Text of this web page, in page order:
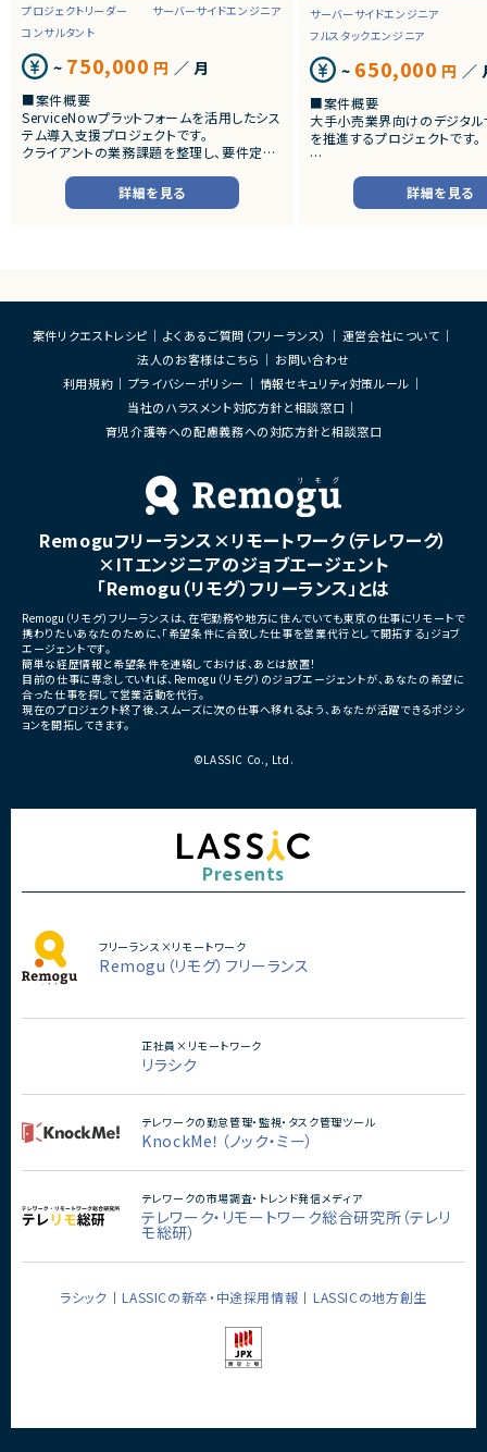
プロジェクトリーダー
サーバーサイドエンジニア
コンサルタント
~ 750,000 円 ／ 月
■案件概要
ServiceNowプラットフォームを活用したシス
テム導入支援プロジェクトです。
クライアントの業務課題を整理し、要件定義
だきます。
・詳細設計書、テスト仕様書等のドキュメント
作成
・成果物レビューおよび品質管理
・開発メンバーへの技術支援、進捗管理
・少人数体制でのプロジェクト推進
プロジェクト拡大に伴う増員募集
詳細を見る
サーバーサイドエンジニア
フルスタックエンジニア
~ 650,000 円 ／
■案件概要
大手小売業界向けのデジタ
を推進するプロジェクトです。
■プロダクトやサービスの概
・店舗向けスマホアプリおよ
システムの継続的なエンハ
・要件整理および要件定義支
・バックエンドシステムの設計
・コードレビューの実施
・リリース対応および品質向
・技術課題に対する検討、提
・ステークホルダーとの調整
ケーション
・サービスの継続的な機能拡
募集
■担当工程
・要件定義
・基本設計
・詳細設計
・テスト
・リリース対応
■その他補足
・全体約100名規模の大型プ
詳細を見る
案件リクエストレシピ よくあるご質問（フリーランス）
運営会社について
法人のお客様はこちら
お問い合わせ
利用規約
プライバシーポリシー
情報セキュリティ対策ルール
当社のハラスメント対応方針と相談窓口
育児介護等への配慮義務への対応方針と相談窓口
Remoguフリーランス×リモートワーク（テレワーク）
×ITエンジニアのジョブエージェント
「Remogu（リモグ）フリーランス」とは
Remogu（リモグ）フリーランスは、在宅勤務や地方に住んでいても東京の仕事にリモートで
携わりたいあなたのために、「希望条件に合致した仕事を営業代行として開拓する」ジョブ
エージェントです。
簡単な経歴情報と希望条件を連絡しておけば、あとは放置！
目前の仕事に専念していれば、Remogu（リモグ）のジョブエージェントが、あなたの希望に
合った仕事を探して営業活動を代行。
現在のプロジェクト終了後、スムーズに次の仕事へ移れるよう、あなたが活躍できるポジシ
ョンを開拓してきます。
©LASSIC Co., Ltd.
Presents
フリーランス×リモートワーク
Remogu（リモグ）フリーランス
正社員×リモートワーク
リラシク
テレワークの勤怠管理・監視・タスク管理ツール
KnockMe！（ノック・ミー）
テレワークの市場調査・トレンド発信メディア
テレワーク・リモートワーク総合研究所（テレリ
モ総研）
ラシック LASSICの新卒・中途採用情報 LASSICの地方創生